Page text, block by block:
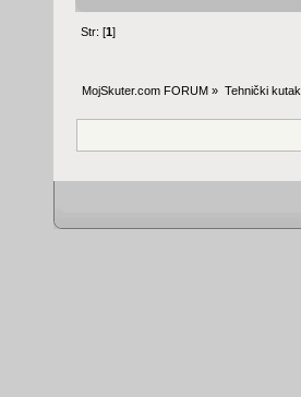
Str: [1]
MojSkuter.com FORUM » Tehnički kutak